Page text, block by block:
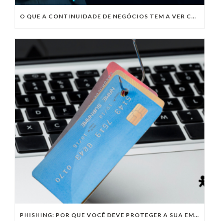
O QUE A CONTINUIDADE DE NEGÓCIOS TEM A VER COM O ARMAZENAMENTO DE DADOS?
PHISHING: POR QUE VOCÊ DEVE PROTEGER A SUA EMPRESA DESTE TIPO DE CIBERATAQUE